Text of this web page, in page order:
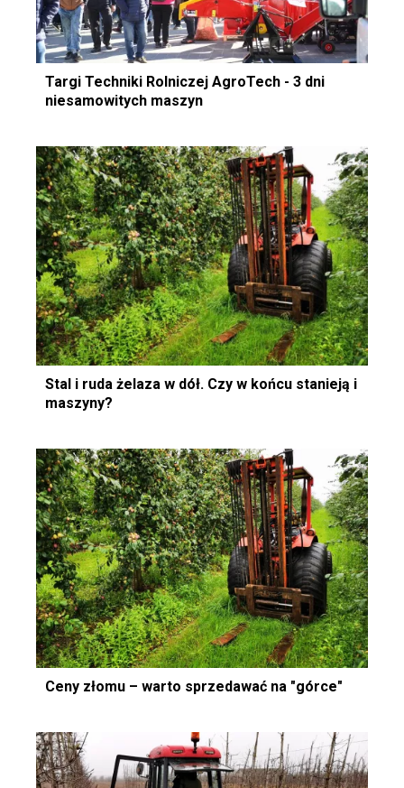
Targi Techniki Rolniczej AgroTech - 3 dni
niesamowitych maszyn
Stal i ruda żelaza w dół. Czy w końcu stanieją i
maszyny?
Ceny złomu – warto sprzedawać na "górce"